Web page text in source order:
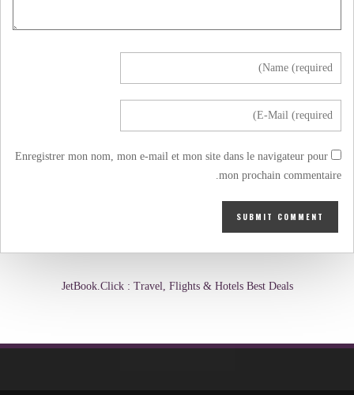
Enregistrer mon nom, mon e-mail et mon site dans le navigateur pour
mon prochain commentaire.
JetBook.Click : Travel, Flights & Hotels Best Deals